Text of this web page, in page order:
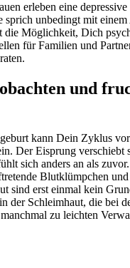
erleben eine
sprich unbedingt mit
die Möglichkeit, Dich
für Familien und
und
kann Dein Zyklus
Der Eisprung verschiebt
sich anders an als
Blutklümpchen
sind erst einmal kein
der Schleimhaut, die bei
zu leichten